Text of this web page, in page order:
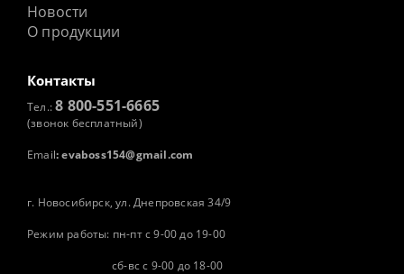
Новости
О продукции
Контакты
Тел.:8 800-551-6665
(звонок бесплатный)
Email: evaboss154@gmail.com
г. Новосибирск, ул. Днепровская 34/9
Режим работы: пн-пт с 9-00 до 19-00
сб-вс с 9-00 до 18-00